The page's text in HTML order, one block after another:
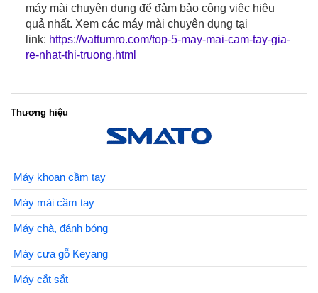
máy mài chuyên dụng để đảm bảo công việc hiệu
quả nhất. Xem các máy mài chuyên dụng tại
link: https://vattumro.com/top-5-may-mai-cam-tay-gia-
re-nhat-thi-truong.html
Thương hiệu
Máy khoan cầm tay
Máy mài cầm tay
Máy chà, đánh bóng
Máy cưa gỗ Keyang
Máy cắt sắt